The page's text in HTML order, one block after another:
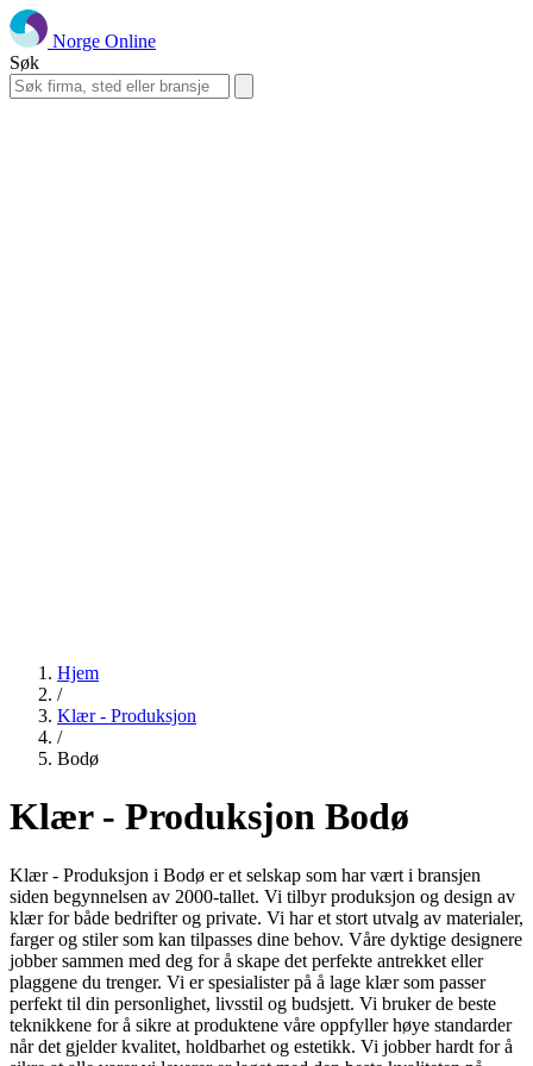
Norge Online
Søk
Hjem
/
Klær - Produksjon
/
Bodø
Klær - Produksjon Bodø
Klær - Produksjon i Bodø er et selskap som har vært i bransjen
siden begynnelsen av 2000-tallet. Vi tilbyr produksjon og design av
klær for både bedrifter og private. Vi har et stort utvalg av materialer,
farger og stiler som kan tilpasses dine behov. Våre dyktige designere
jobber sammen med deg for å skape det perfekte antrekket eller
plaggene du trenger. Vi er spesialister på å lage klær som passer
perfekt til din personlighet, livsstil og budsjett. Vi bruker de beste
teknikkene for å sikre at produktene våre oppfyller høye standarder
når det gjelder kvalitet, holdbarhet og estetikk. Vi jobber hardt for å